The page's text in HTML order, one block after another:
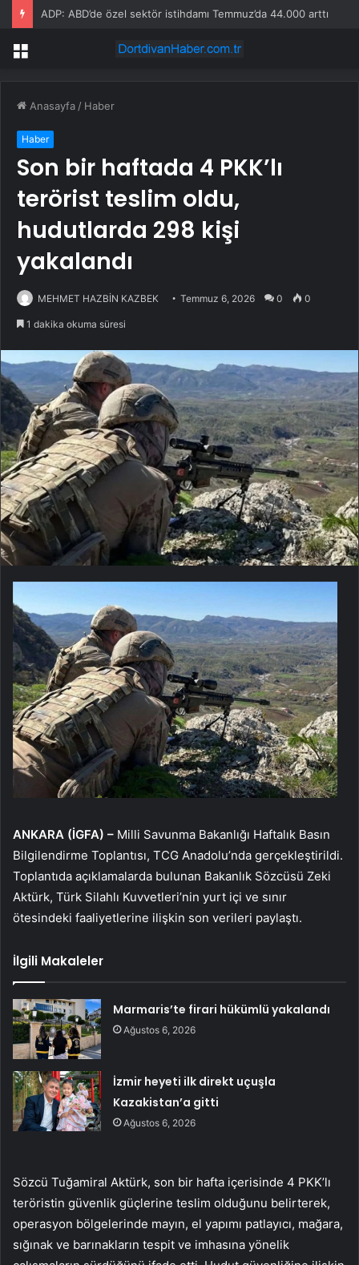
ADP: ABD’de özel sektör istihdamı Temmuz’da 44.000 arttı
Menü
Anasayfa / Haber
Haber
Son bir haftada 4 PKK’lı
terörist teslim oldu,
hudutlarda 298 kişi
yakalandı
MEHMET HAZBİN KAZBEK Temmuz 6, 2026 0 0
1 dakika okuma süresi
ANKARA (İGFA) – Milli Savunma Bakanlığı Haftalık Basın
Bilgilendirme Toplantısı, TCG Anadolu’nda gerçekleştirildi.
Toplantıda açıklamalarda bulunan Bakanlık Sözcüsü Zeki
Aktürk, Türk Silahlı Kuvvetleri’nin yurt içi ve sınır
ötesindeki faaliyetlerine ilişkin son verileri paylaştı.
İlgili Makaleler
Marmaris’te firari hükümlü yakalandı
Ağustos 6, 2026
İzmir heyeti ilk direkt uçuşla
Kazakistan’a gitti
Ağustos 6, 2026
Sözcü Tuğamiral Aktürk, son bir hafta içerisinde 4 PKK’lı
teröristin güvenlik güçlerine teslim olduğunu belirterek,
operasyon bölgelerinde mayın, el yapımı patlayıcı, mağara,
sığınak ve barınakların tespit ve imhasına yönelik